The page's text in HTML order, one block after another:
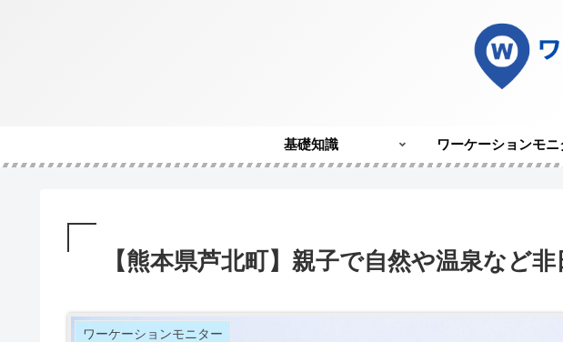
基礎知識 ワーケーションモニ
【熊本県芦北町】親子で自然や温泉など
ワーケーションモニター